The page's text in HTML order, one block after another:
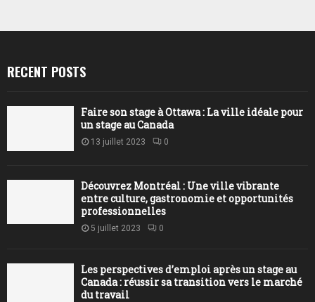
RECENT POSTS
Faire son stage à Ottawa : La ville idéale pour
un stage au Canada
13 juillet 2023 0
Découvrez Montréal : Une ville vibrante
entre culture, gastronomie et opportunités
professionnelles
5 juillet 2023 0
Les perspectives d’emploi après un stage au
Canada : réussir sa transition vers le marché
du travail